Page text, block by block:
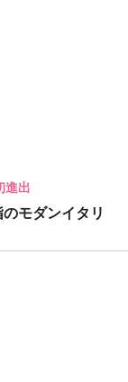
進出
モダンイタリ